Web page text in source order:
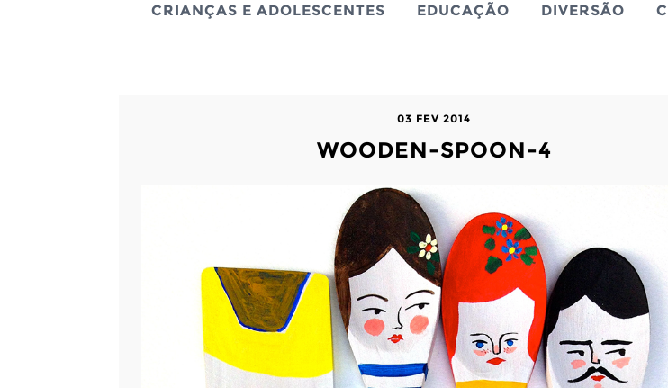
CRIANÇAS E ADOLESCENTES EDUCAÇÃO DIVERSÃO
03 FEV 2014
WOODEN-SPOON-4